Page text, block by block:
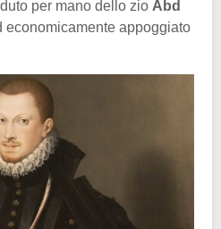
per mano dello zio Abd
economicamente appoggiato